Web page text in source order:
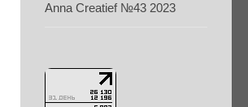
Anna Creatief №43 2023